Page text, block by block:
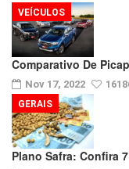
Comparativo De
Nov 17, 2022
VEÍCULOS
Plano Safra: Confira
GERAIS